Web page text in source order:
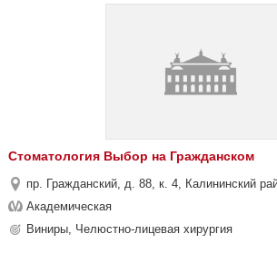
Стоматология Выбор на Гражданском
пр. Гражданский, д. 88, к. 4, Калининский
Академическая
Виниры, Челюстно-лицевая хирургия